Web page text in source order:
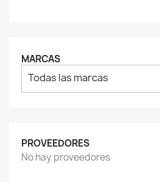
MARCAS
Todas las marcas
PROVEEDORES
No hay proveedores